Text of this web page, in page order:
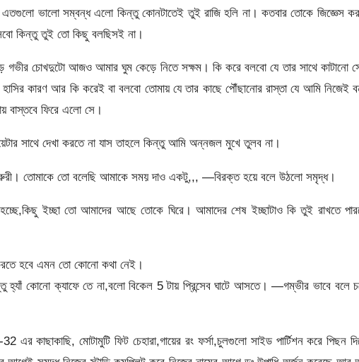
এতগুলো ভালো সম্বন্ধ এলো কিন্তু কোনটাতেই তুই রাজি হলি না। কতবার তোকে জিজ্ঞেস
কিন্তু তুই তো কিছু বলছিসই না।
চোখদুটো আজও আমার ঘুম কেড়ে নিতে সক্ষম। কি করে বলবো যে তার সাথে কাটানো
কারণ আর কি করেই বা বলবো তোমায় যে তার কাছে পৌঁছানোর রাস্তা যে আমি নিজেই
বাস্তবে ফিরে এলো সে।
সাথে দেখা করতে না যাস তাহলে কিন্তু আমি অন্নজল মুখে তুলব না।
তোমাকে তো বলেছি আমাকে সময় দাও একটু,,, —বিরক্ত হয়ে বলে উঠলো সমৃদ্ধ।
ইচ্ছা তো আমাদের আছে তোকে ঘিরে। আমাদের শেষ ইচ্ছাটাও কি তুই রাখতে
হবে এমন তো কোনো কথা নেই।
হ্যাঁ কোনো ক্যাফে তে না,বলো বিকেল 5 টায় প্রিন্সেব ঘাটে আসতে। —গম্ভীর ভাবে বলে
এর কাছাকাছি, মোটামুটি ফিট চেহারা,গায়ের রং ফর্সা,চুলগুলো সাইড পার্টিশন করে পিছন